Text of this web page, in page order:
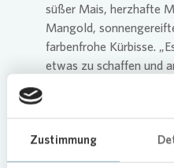
Zustimmung
süßer Mais, herzhafte
Mangold,
farbenfrohe Kürbisse.
etwas zu schaffen und
aus eigenem Anbau
Conny Reitmeier, eine
Quartier. Die
Elan und
während die